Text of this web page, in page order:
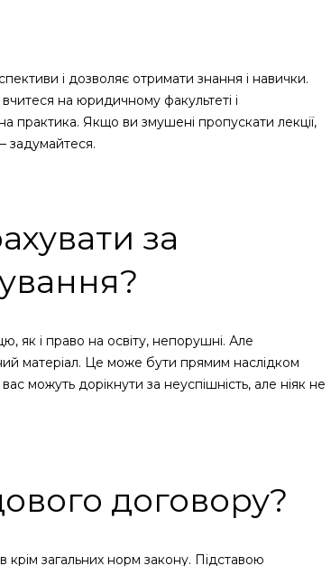
і дозволяє отримати знання і навички.
на юридичному факультеті і
практика. Якщо ви змушені пропускати лекції,
задумайтеся.
за
як і право на освіту, непорушні. Але
матеріал. Це може бути прямим наслідком
можуть дорікнути за неуспішність, але ніяк не
договору?
загальних норм закону. Підставою